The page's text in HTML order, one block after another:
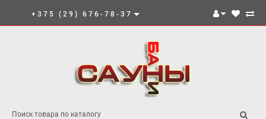
+375 (29) 676-78-37